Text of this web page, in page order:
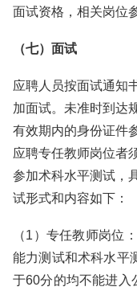
面试资格，相关岗位
（七）面试
应聘人员按面试通知
加面试。未准时到达
有效期内的身份证件
应聘专任教师岗位者
参加术科水平测试，
试形式和内容如下：
（1）专任教师岗位
能力测试和术科水平
于60分的均不能进入